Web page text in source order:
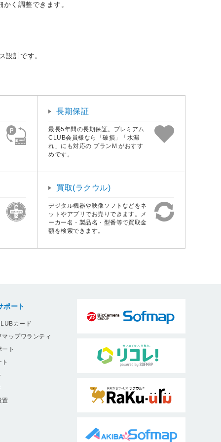
く調整できます。
設計です。
長期保証
最長5年間の長期保証。プレミアム
CLUB会員様なら「破損」「水漏
れ」にも対応の プランM がおすす
めです。
買取(ラクウル)
デジタル機器や映像ソフトなどをネ
ットやアプリでお売りできます。メ
ーカー名・製品名・型番等で買取金
額を検索できます。
ポート
カード
ップワランティ
ト
置